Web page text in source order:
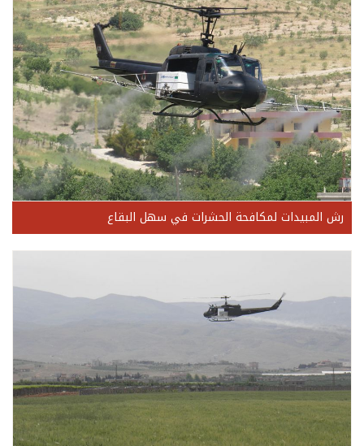
رش المبيدات لمكافحة الحشرات في سهل البقاع